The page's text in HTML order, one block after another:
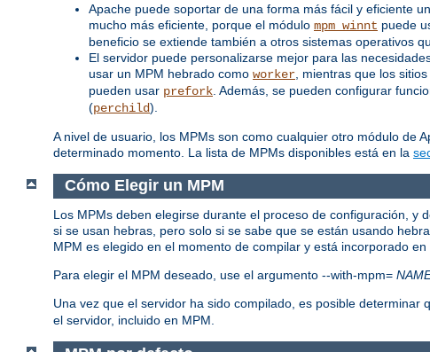
Apache puede soportar de una forma más fácil y eficiente
mucho más eficiente, porque el módulo mpm_winnt puede
beneficio se extiende también a otros sistemas operativos
El servidor puede personalizarse mejor para las
usar un MPM hebrado como worker , mientras que los
pueden usar prefork . Además, se pueden configurar
(perchild).
A nivel de usuario, los MPMs son como cualquier otro módulo de
determinado momento. La lista de MPMs disponibles está en la
Cómo Elegir un MPM
Los MPMs deben elegirse durante el proceso de configuración, y
si se usan hebras, pero solo si se sabe que se están usando
MPM es elegido en el momento de compilar y está incorporado en
Para elegir el MPM deseado, use el argumento --with-mpm=
Una vez que el servidor ha sido compilado, es posible determinar
el servidor, incluido en MPM.